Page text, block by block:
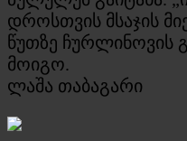
დროსთვის მსაჯის
წუთზე
მოიგო.
ლაშა თაბაგარი